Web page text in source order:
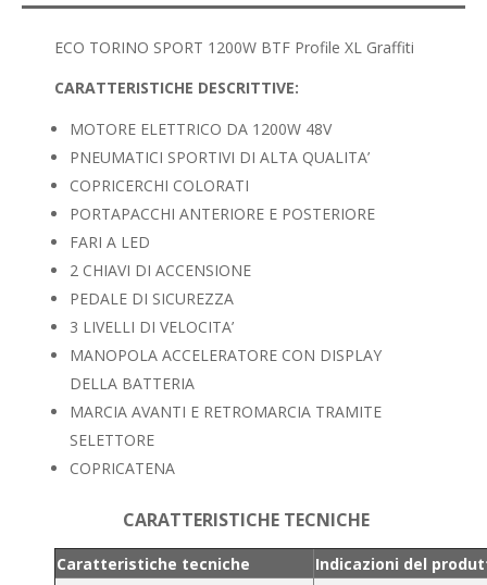
ECO TORINO SPORT 1200W BTF Profile XL Graffiti
CARATTERISTICHE DESCRITTIVE:
MOTORE ELETTRICO DA 1200W 48V
PNEUMATICI SPORTIVI DI ALTA QUALITA’
COPRICERCHI COLORATI
PORTAPACCHI ANTERIORE E POSTERIORE
FARI A LED
2 CHIAVI DI ACCENSIONE
PEDALE DI SICUREZZA
3 LIVELLI DI VELOCITA’
MANOPOLA ACCELERATORE CON DISPLAY
DELLA BATTERIA
MARCIA AVANTI E RETROMARCIA TRAMITE
SELETTORE
COPRICATENA
CARATTERISTICHE TECNICHE
Caratteristiche tecniche
Indicazioni del